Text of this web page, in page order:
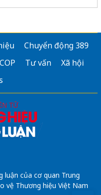
Chuyển động 389
Tư vấn
Xã hội
luận của cơ quan Trung
vệ Thương hiệu Việt Nam